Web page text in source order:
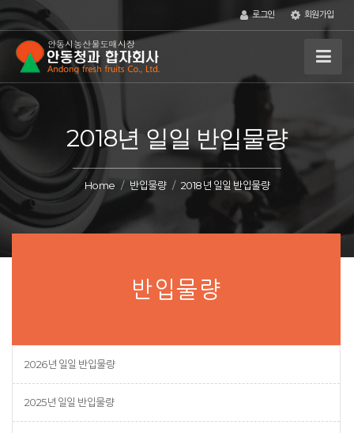
로그인 회원가입
2018년 일일 반입물량
Home 반입물량 2018년 일일 반입물량
반입물량
2026년 일일 반입물량
2025년 일일 반입물량